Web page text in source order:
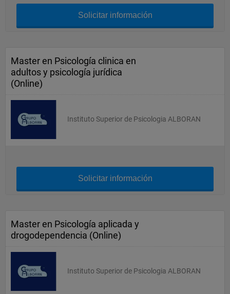
Solicitar información
Master en Psicología clinica en
adultos y psicología jurídica
(Online)
Instituto Superior de Psicologia ALBORAN
Solicitar información
Master en Psicología aplicada y
drogodependencia (Online)
Instituto Superior de Psicologia ALBORAN